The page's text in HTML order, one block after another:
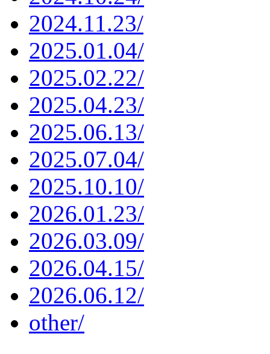
2024.11.23/
2025.01.04/
2025.02.22/
2025.04.23/
2025.06.13/
2025.07.04/
2025.10.10/
2026.01.23/
2026.03.09/
2026.04.15/
2026.06.12/
other/